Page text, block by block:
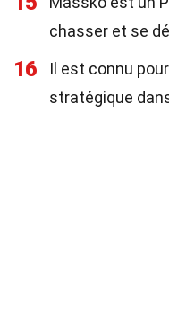
chasser et se
16
Il est connu
stratégique